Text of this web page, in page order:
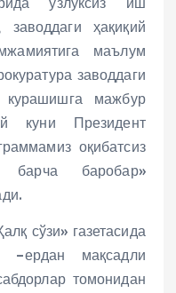
ҳақиқий
маълум
заводдаги
курашишга мажбур
куни Президент
оқибатсиз
баробар»
сўзи» газетасида
–ердан мақсадли
томонидан